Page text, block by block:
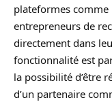
plateformes comme
entrepreneurs de
directement dans
fonctionnalité est
la possibilité d’être
d’un partenaire